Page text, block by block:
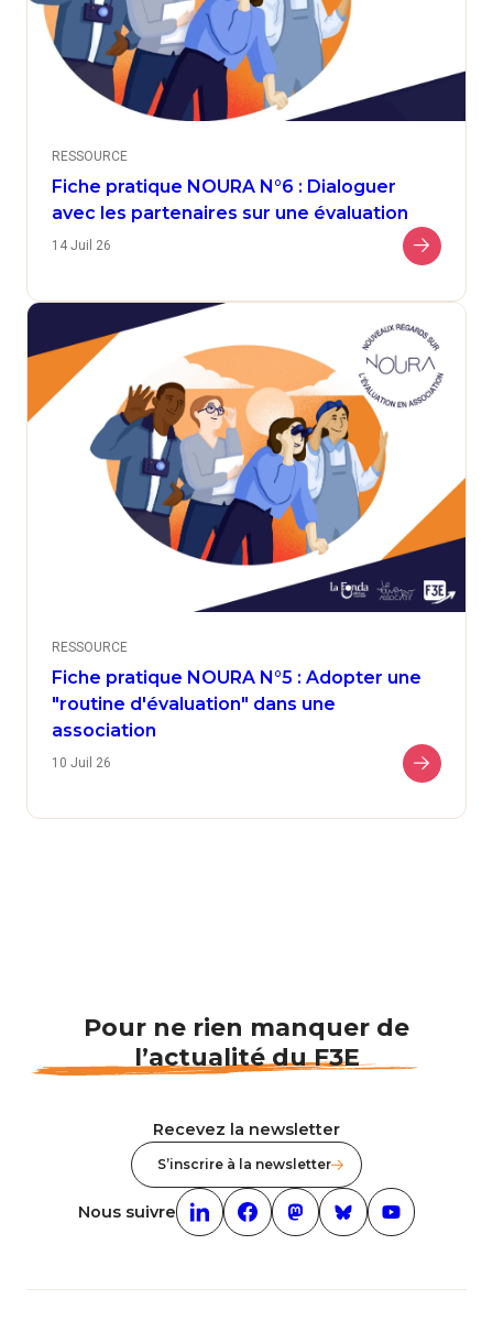
RESSOURCE
Fiche pratique NOURA N°6 : Dialoguer
avec les partenaires sur une évaluation
14 Juil 26
RESSOURCE
Fiche pratique NOURA N°5 : Adopter une
"routine d'évaluation" dans une
association
10 Juil 26
Pour ne rien manquer de
l’actualité du F3E
Recevez la newsletter
S’inscrire à la newsletter
Nous suivre Linkedin (nouvelle fenêtre)
Facebook (nouvelle fenêtre)
mastodon (nouvelle
Bluesky (nouvelle
Youtube